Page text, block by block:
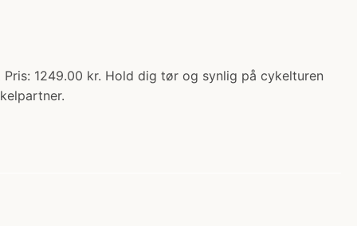
Pris: 1249.00 kr. Hold dig tør og synlig på cykelturen